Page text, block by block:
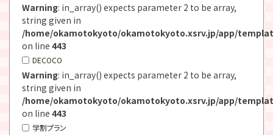
Warning: in_array() expects parameter 2 to be array,
string given in
/home/okamotokyoto/okamotokyoto.xsrv.jp/app/
on line 443
DECOCO
Warning: in_array() expects parameter 2 to be array,
string given in
/home/okamotokyoto/okamotokyoto.xsrv.jp/app/
on line 443
学割プラン